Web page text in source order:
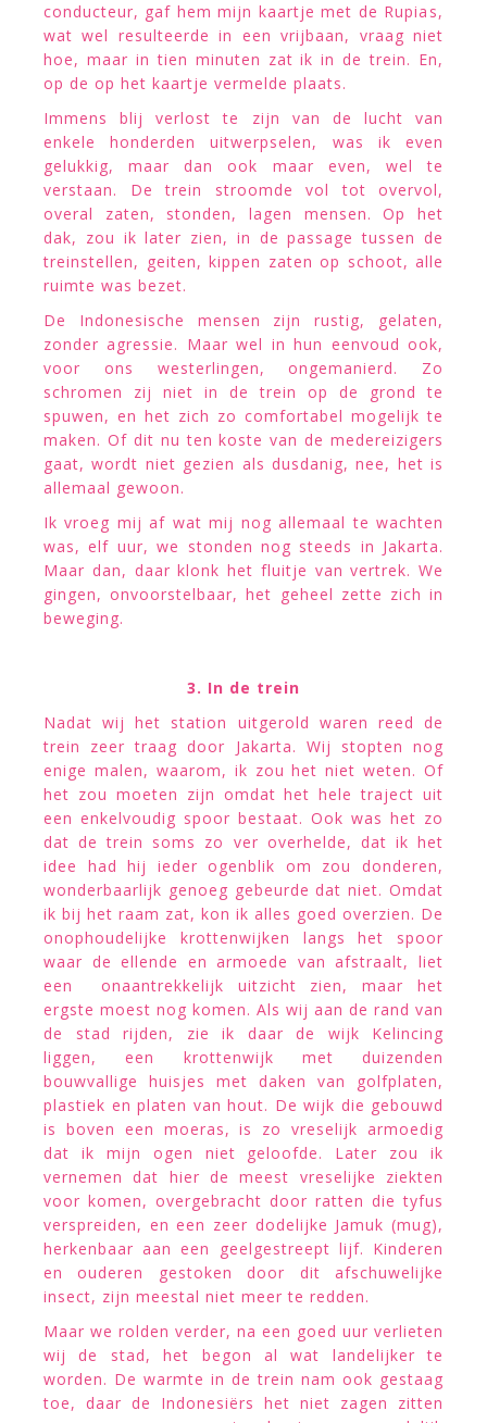
conducteur, gaf hem mijn kaartje met de Rupias,
wat wel resulteerde in een vrijbaan, vraag niet
hoe, maar in tien minuten zat ik in de trein. En,
op de op het kaartje vermelde plaats.
Immens blij verlost te zijn van de lucht van
enkele honderden uitwerpselen, was ik even
gelukkig, maar dan ook maar even, wel te
verstaan. De trein stroomde vol tot overvol,
overal zaten, stonden, lagen mensen. Op het
dak, zou ik later zien, in de passage tussen de
treinstellen, geiten, kippen zaten op schoot, alle
ruimte was bezet.
De Indonesische mensen zijn rustig, gelaten,
zonder agressie. Maar wel in hun eenvoud ook,
voor ons westerlingen, ongemanierd. Zo
schromen zij niet in de trein op de grond te
spuwen, en het zich zo comfortabel mogelijk te
maken. Of dit nu ten koste van de medereizigers
gaat, wordt niet gezien als dusdanig, nee, het is
allemaal gewoon.
Ik vroeg mij af wat mij nog allemaal te wachten
was, elf uur, we stonden nog steeds in Jakarta.
Maar dan, daar klonk het fluitje van vertrek. We
gingen, onvoorstelbaar, het geheel zette zich in
beweging.
3. In de trein
Nadat wij het station uitgerold waren reed de
trein zeer traag door Jakarta. Wij stopten nog
enige malen, waarom, ik zou het niet weten. Of
het zou moeten zijn omdat het hele traject uit
een enkelvoudig spoor bestaat. Ook was het zo
dat de trein soms zo ver overhelde, dat ik het
idee had hij ieder ogenblik om zou donderen,
wonderbaarlijk genoeg gebeurde dat niet. Omdat
ik bij het raam zat, kon ik alles goed overzien. De
onophoudelijke krottenwijken langs het spoor
waar de ellende en armoede van afstraalt, liet
een onaantrekkelijk uitzicht zien, maar het
ergste moest nog komen. Als wij aan de rand van
de stad rijden, zie ik daar de wijk Kelincing
liggen, een krottenwijk met duizenden
bouwvallige huisjes met daken van golfplaten,
plastiek en platen van hout. De wijk die gebouwd
is boven een moeras, is zo vreselijk armoedig
dat ik mijn ogen niet geloofde. Later zou ik
vernemen dat hier de meest vreselijke ziekten
voor komen, overgebracht door ratten die tyfus
verspreiden, en een zeer dodelijke Jamuk (mug),
herkenbaar aan een geelgestreept lijf. Kinderen
en ouderen gestoken door dit afschuwelijke
insect, zijn meestal niet meer te redden.
Maar we rolden verder, na een goed uur verlieten
wij de stad, het begon al wat landelijker te
worden. De warmte in de trein nam ook gestaag
toe, daar de Indonesiërs het niet zagen zitten